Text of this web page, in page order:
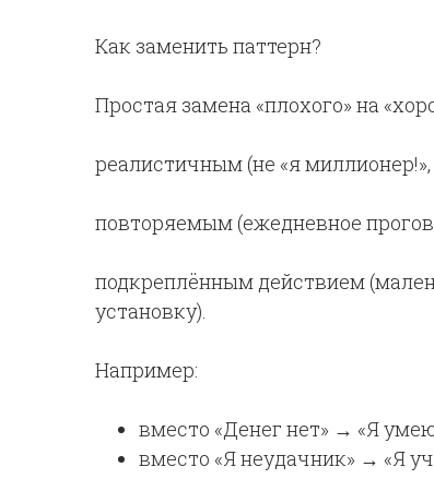
Как заменить паттерн?
Простая замена «плохого» на
реалистичным (не «я
повторяемым (ежедневное
подкреплённым действием
установку).
Например:
вместо «Денег нет» → «Я
вместо «Я неудачник» → «Я